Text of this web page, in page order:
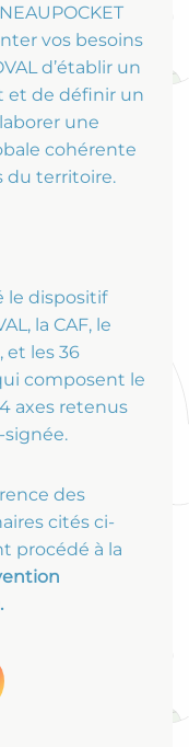
vos besoins
d’établir un
et de définir un
une
cohérente
du territoire.
le dispositif
la CAF, le
et les 36
composent le
axes retenus
des
cités ci-
procédé à la